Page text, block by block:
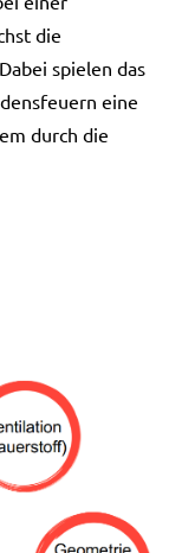
die
spielen das
eine
durch die